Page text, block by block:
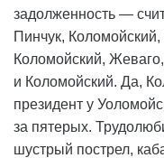
задолженность —
Пинчук,
Коломойский,
и Коломойский. Да,
президент у
за пятерых.
шустрый пострел,